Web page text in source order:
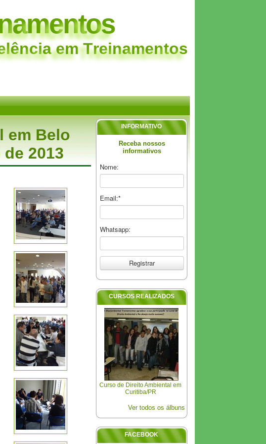
amentos
lência em Treinamentos
INFORMATIVO
Receba nossos
informativos
Nome:
Email:*
Whatsapp:
CURSOS REALIZADOS
Curso de Direito Ambiental em
Curitiba/PR
Ver todos os álbuns
FACEBOOK
em Belo
2013